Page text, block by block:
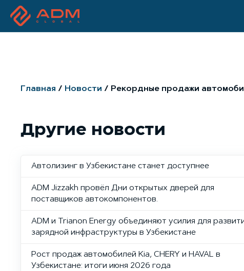
Главная Новости Рекордные продажи
Другие новости
Автолизинг в Узбекистане станет доступнее
ADM Jizzakh провёл Дни открытых дверей для
поставщиков автокомпонентов.
ADM и Trianon Energy объединяют усилия для
зарядной инфраструктуры в Узбекистане
Рост продаж автомобилей Kia, CHERY и HAVAL в
Узбекистане: итоги июня 2026 года